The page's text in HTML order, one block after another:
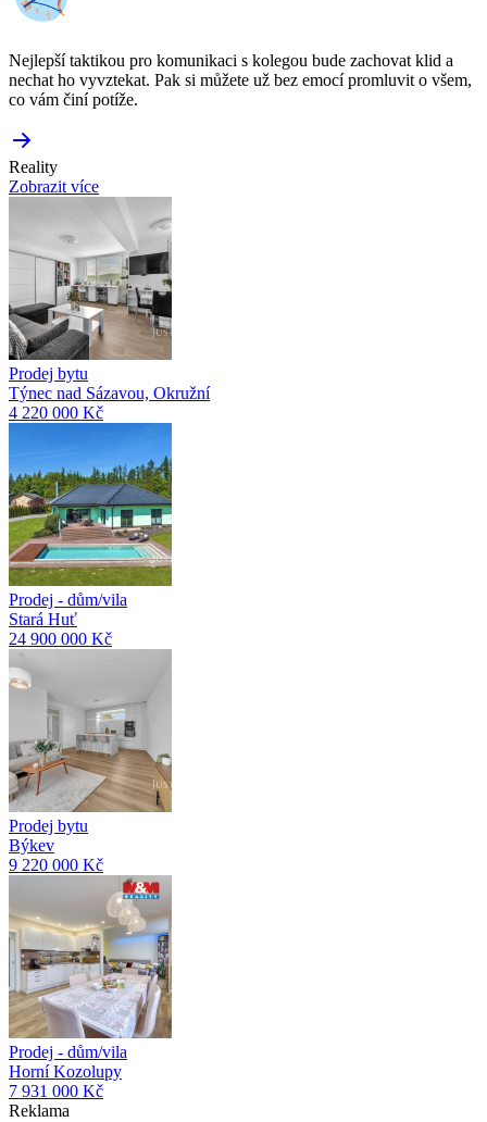
Nejlepší taktikou pro komunikaci s kolegou bude zachovat klid a
nechat ho vyvztekat. Pak si můžete už bez emocí promluvit o všem,
co vám činí potíže.
Reality
Zobrazit více
Prodej bytu
Týnec nad Sázavou, Okružní
4 220 000 Kč
Prodej - dům/vila
Stará Huť
24 900 000 Kč
Prodej bytu
Býkev
9 220 000 Kč
Prodej - dům/vila
Horní Kozolupy
7 931 000 Kč
Reklama